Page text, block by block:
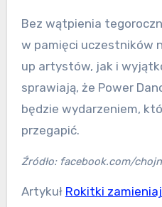
Bez wątpienia
w pamięci uczestników
up artystów, jak i
sprawiają, że Power
będzie wydarzeniem,
przegapić.
Źródło: facebook.com/
Artykuł Rokitki